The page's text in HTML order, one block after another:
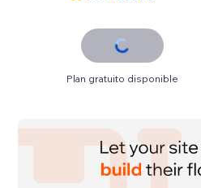
Plan gratuito disponible